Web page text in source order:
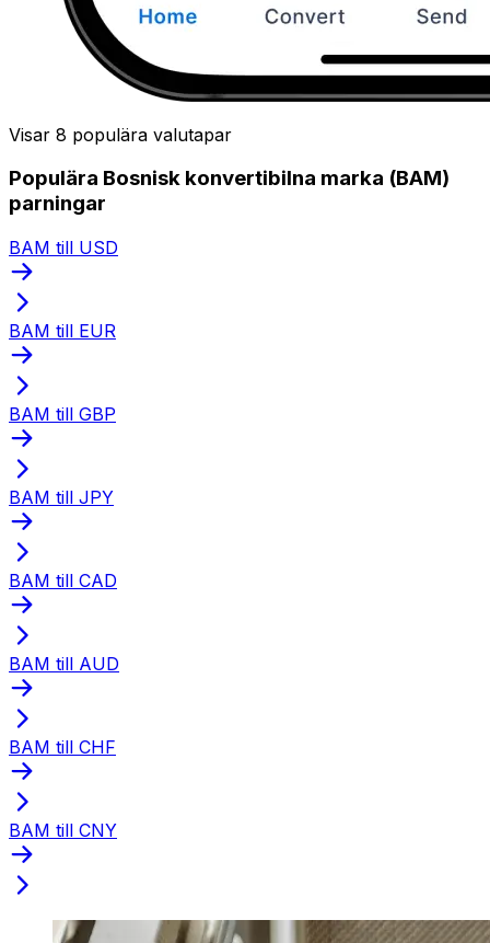
Visar 8 populära valutapar
Populära Bosnisk konvertibilna marka (BAM)
parningar
BAM till USD
BAM till EUR
BAM till GBP
BAM till JPY
BAM till CAD
BAM till AUD
BAM till CHF
BAM till CNY